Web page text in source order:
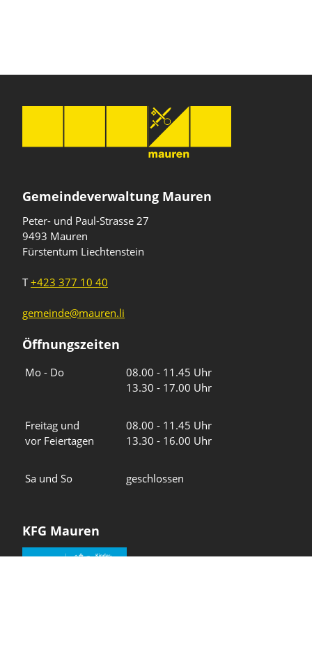
Gemeindeverwaltung Mauren
Peter- und Paul-Strasse 27
9493 Mauren
Fürstentum Liechtenstein
T+423 377 10 40
gemeinde@mauren.li
Öffnungszeiten
Mo - Do
08.00 - 11.45 Uhr
13.30 - 17.00 Uhr
Freitag und
vor Feiertagen
08.00 - 11.45 Uhr
13.30 - 16.00 Uhr
Sa und So geschlossen
KFG Mauren